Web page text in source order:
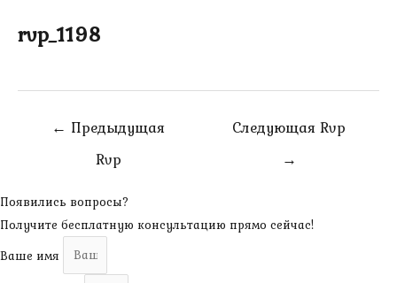
rvp_1198
Навигация
← Предыдущая
Rvp
Следующая Rvp
→
Появились вопросы?
Получите бесплатную консультацию прямо сейчас!
Ваше имя